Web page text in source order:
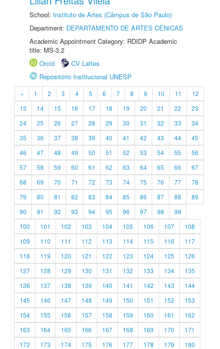
School: Instituto de Artes (Câmpus de São Paulo)
Department: DEPARTAMENTO DE ARTES CÊNICAS
Academic Appointment Category: RDIDP Academic
title: MS-3.2
Orcid
CV Lattes
Repositório Institucional UNESP
« 1 2 3 4 5 6 7 8 9 10 11
12
13
14 15 16 17 18 19 20 21 22
23
24
25 26 27 28 29 30 31 32 33
34
35
36 37 38 39 40 41 42 43 44
45
46
47 48 49 50 51 52 53 54 55
56
57
58 59 60 61 62 63 64 65 66
67
68
69 70 71 72 73 74 75 76 77
78
79
80 81 82 83 84 85 86 87 88
89
90
91 92 93 94 95 96 97 98
99
100
101 102 103 104 105 106 107
108
109
110 111 112 113 114 115 116
117
118
119 120 121 122 123 124 125
126
127
128 129 130 131 132 133 134
135
136
137 138 139 140 141 142 143
144
145
146 147 148 149 150 151 152
153
154
155 156 157 158 159 160 161
162
163
164 165 166 167 168 169 170
171
172
173 174 175 176 177 178 179
180